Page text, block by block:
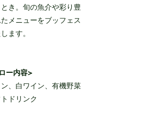
き。旬の魚介や彩り豊
メニューをブッフェス
ます。
ー内容>
、白ワイン、有機野菜
ドリンク